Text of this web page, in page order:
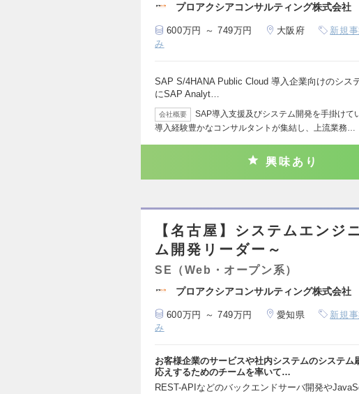
プロアクシアコンサルティング株式会社
600万円 ～ 749万円 大阪府 新規
み
SAP S/4HANA Public Cloud 導入企業向けのシス
にSAP Analyt…
会社概要
SAP導入支援及びシステム開発を手掛けて
導入経験豊かなコンサルタントが集結し、上流業務…
興味あり
【名古屋】システムエンジ
ム開発リーダー～
SE（Web・オープン系）
プロアクシアコンサルティング株式会社
600万円 ～ 749万円 愛知県 新規
み
お客様企業のサービスや社内システムのシステム
応えするためのチームを率いて…
REST-APIなどのバックエンドサーバ開発や